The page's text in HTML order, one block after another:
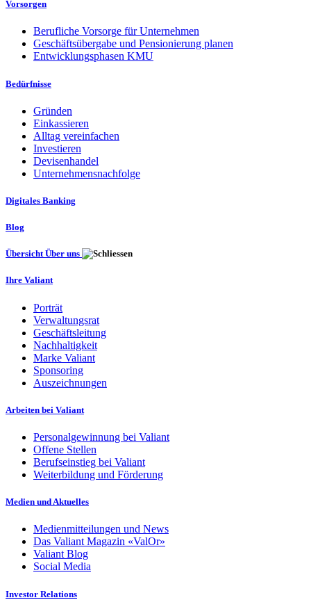
Vorsorgen
Berufliche Vorsorge für Unternehmen
Geschäftsübergabe und Pensionierung planen
Entwicklungsphasen KMU
Bedürfnisse
Gründen
Einkassieren
Alltag vereinfachen
Investieren
Devisenhandel
Unternehmensnachfolge
Digitales Banking
Blog
Übersicht Über uns
Ihre Valiant
Porträt
Verwaltungsrat
Geschäftsleitung
Nachhaltigkeit
Marke Valiant
Sponsoring
Auszeichnungen
Arbeiten bei Valiant
Personalgewinnung bei Valiant
Offene Stellen
Berufseinstieg bei Valiant
Weiterbildung und Förderung
Medien und Aktuelles
Medienmitteilungen und News
Das Valiant Magazin «ValOr»
Valiant Blog
Social Media
Investor Relations